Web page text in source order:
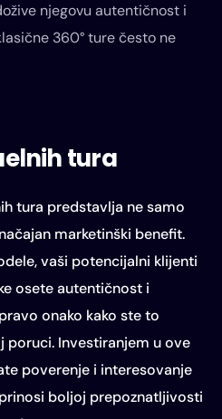
njegovu autentičnost i
360° ture često ne
tura
tura predstavlja ne samo
marketinški benefit.
vaši potencijalni klijenti
osete autentičnost i
onako kako ste to
Investiranjem u ove
poverenje i interesovanje
boljoj prepoznatljivosti